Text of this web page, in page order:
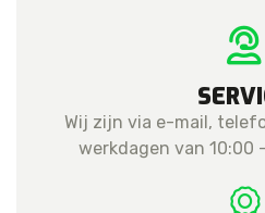
Wij zijn via e-mail,
werkdagen van 10:00